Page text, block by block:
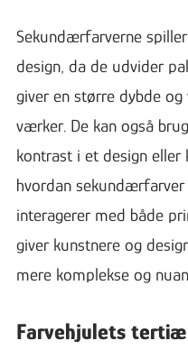
Sekundærfarverne
design, da de udvider
giver en større dybde
værker. De kan også
kontrast i et design eller
hvordan
interagerer med både
giver kunstnere og
mere komplekse og
Farvehjulets